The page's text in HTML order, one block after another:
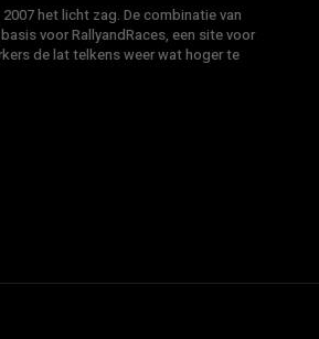
het licht zag. De combinatie van
voor RallyandRaces, een site voor
de lat telkens weer wat hoger te